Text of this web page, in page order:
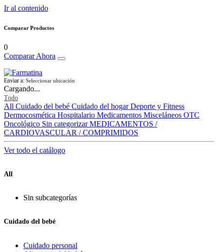
Ir al contenido
Comparar Productos
0
Comparar Ahora
Enviar a: Seleccionar ubicación
Cargando...
Todo
All Cuidado del bebé Cuidado del hogar Deporte y Fitness
Dermocosmética Hospitalario Medicamentos Misceláneos OTC
Oncológico Sin categorizar MEDICAMENTOS /
CARDIOVASCULAR / COMPRIMIDOS
Ver todo el catálogo
All
Sin subcategorías
Cuidado del bebé
Cuidado personal